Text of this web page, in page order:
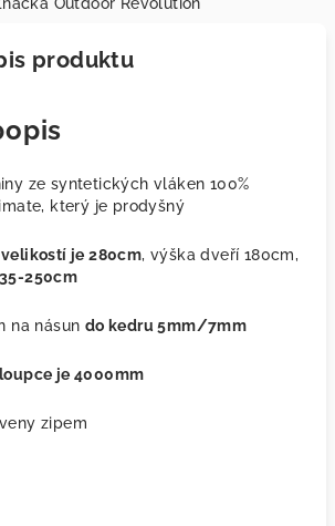
produktu
ze syntetických vláken 100%
který je prodyšný
je 280cm, výška dveří 180cm,
250cm
na násun do kedru 5mm/7mm
je 4000mm
zipem